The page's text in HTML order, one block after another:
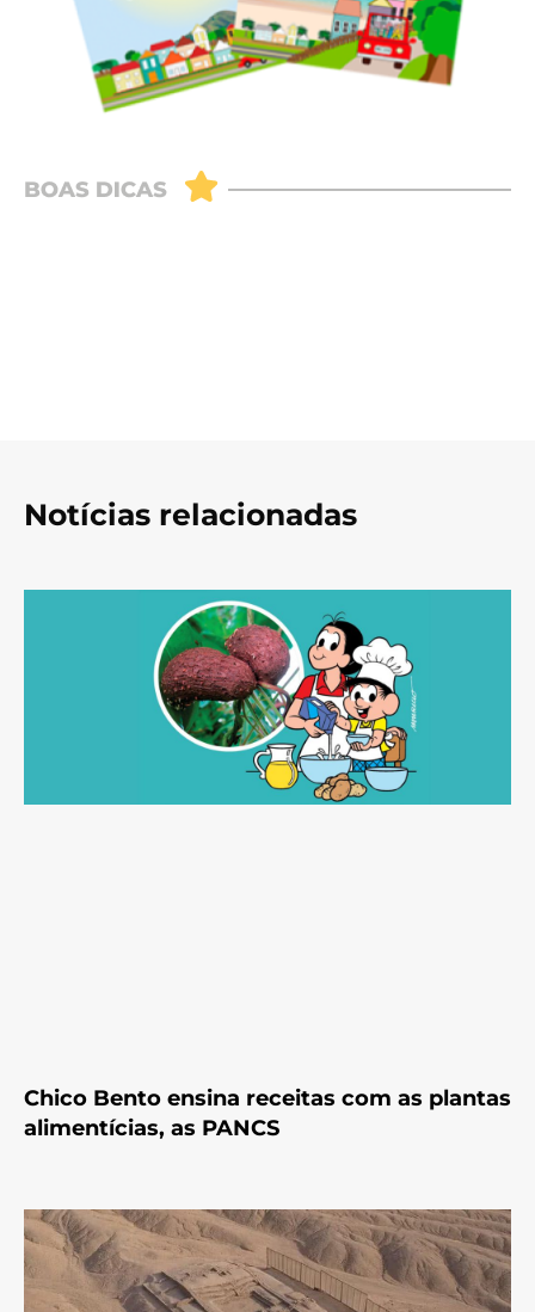
Notícias relacionadas
Chico Bento ensina receitas com as plantas
alimentícias, as PANCS